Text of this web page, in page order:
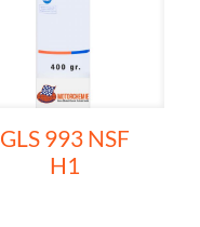
GLS 993 NSF
H1